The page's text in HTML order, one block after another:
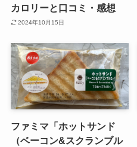
カロリーと口コミ・感想
2024年10月15日
ファミマ「ホットサンド
（ベーコン&スクランブル